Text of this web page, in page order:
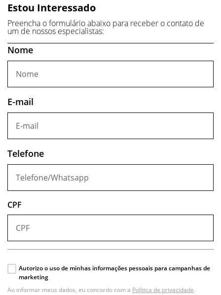
Estou Interessado
Preencha o formulário abaixo para receber o contato de
um de nossos especialistas:
Nome
E-mail
Telefone
CPF
Autorizo o uso de minhas informações pessoais para campanhas de
marketing
Ao informar meus dados, eu concordo com a Política de privacidade.